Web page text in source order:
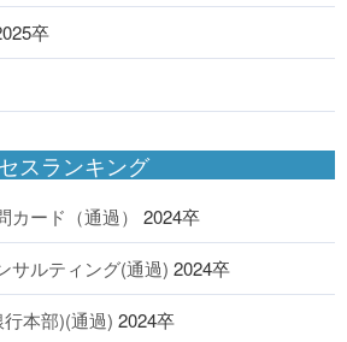
卒
スランキング
ード（通過） 2024卒
サルティング(通過) 2024卒
本部)(通過) 2024卒